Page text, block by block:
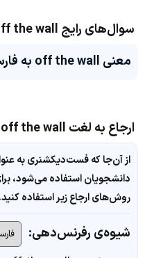
سوال‌های رایج off the wall
معنی off the wall به فارسی چی می‌شه؟
ارجاع به لغت off the wall
از آن‌جا که فست‌دیکشنری به
دانشجویان استفاده می‌شود،
روش‌های ارجاع زیر استفاده
شیوه‌ی رفرنس‌دهی: